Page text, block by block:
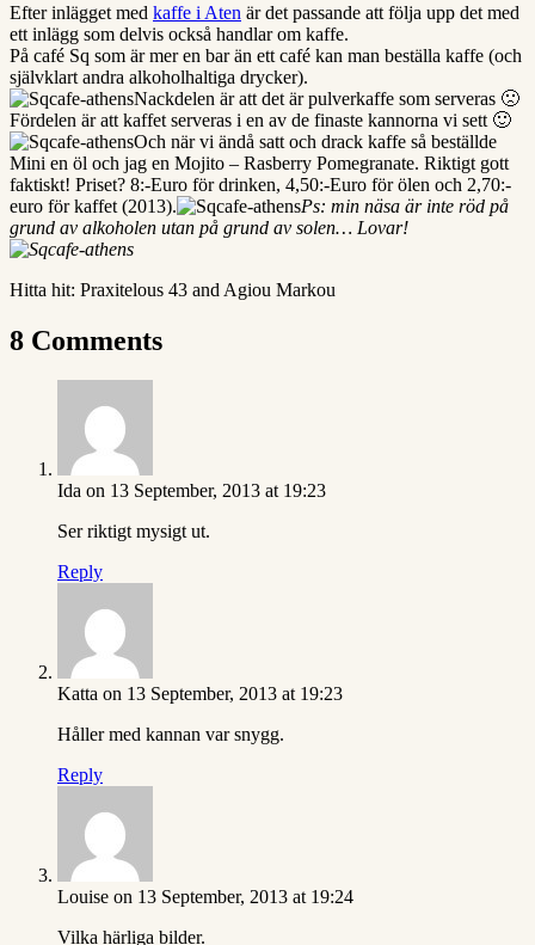
Efter inlägget med kaffe i Aten är det passande att följa upp det med
ett inlägg som delvis också handlar om kaffe.
På café Sq som är mer en bar än ett café kan man beställa kaffe (och
självklart andra alkoholhaltiga drycker).
Nackdelen är att det är pulverkaffe som serveras 🙁
Fördelen är att kaffet serveras i en av de finaste kannorna vi sett 🙂
Och när vi ändå satt och drack kaffe så beställde
Mini en öl och jag en Mojito – Rasberry Pomegranate. Riktigt gott
faktiskt! Priset? 8:-Euro för drinken, 4,50:-Euro för ölen och 2,70:-
euro för kaffet (2013).
Ps: min näsa är inte röd på
grund av alkoholen utan på grund av solen… Lovar!
Hitta hit: Praxitelous 43 and Agiou Markou
8 Comments
Ida on 13 September, 2013 at 19:23
Ser riktigt mysigt ut.
Reply
Katta on 13 September, 2013 at 19:23
Håller med kannan var snygg.
Reply
Louise on 13 September, 2013 at 19:24
Vilka härliga bilder.